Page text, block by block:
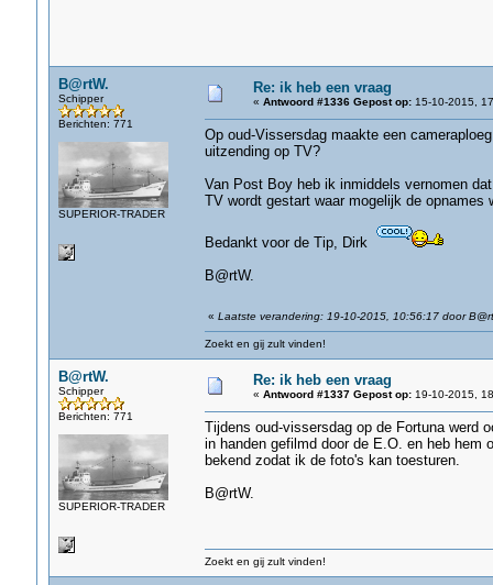
B@rtW.
Schipper
Berichten: 771
SUPERIOR-TRADER
Re: ik heb een vraag
« Antwoord #1336 Gepost op:15-10-2015,
Op oud-Vissersdag maakte een
uitzending op TV?
Van Post Boy heb ik inmiddels vernomen
TV wordt gestart waar mogelijk de opnames
Bedankt voor de Tip, Dirk
B@rtW.
« Laatste verandering: 19-10-2015, 10:56:17 door
Zoekt en gij zult vinden!
B@rtW.
Schipper
Berichten: 771
SUPERIOR-TRADER
Re: ik heb een vraag
« Antwoord #1337 Gepost op:19-10-2015,
Tijdens oud-vissersdag op de Fortuna werd
in handen gefilmd door de E.O. en heb hem
bekend zodat ik de foto's kan toesturen.
B@rtW.
Zoekt en gij zult vinden!